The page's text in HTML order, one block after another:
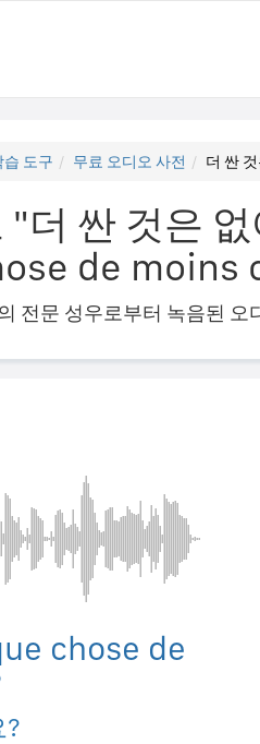
습 도구 무료 오디오 사전 더 싼
"더 싼 것은
de moins
전문 성우로부터 녹음된 오
chose de
?